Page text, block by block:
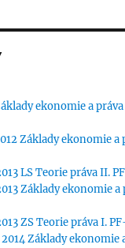
ekonomie a práva
Základy ekonomie a
LS Teorie práva II.
Základy ekonomie a
ZS Teorie práva I.
Základy ekonomie